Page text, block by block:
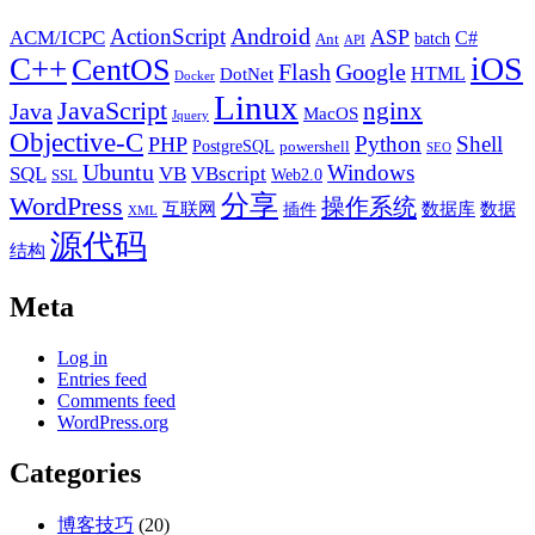
ACM/ICPC ActionScript Android Ant API ASP batch C#
C++ CentOS Docker DotNet Flash Google HTML iOS
Java JavaScript Jquery Linux MacOS nginx
Objective-C PHP PostgreSQL powershell Python SEO Shell
SQL SSL Ubuntu VB VBscript Web2.0 Windows
WordPress XML 互联网 分享 插件 操作系统 数据库 数据
结构 源代码
Meta
Log in
Entries feed
Comments feed
WordPress.org
Categories
博客技巧 (20)